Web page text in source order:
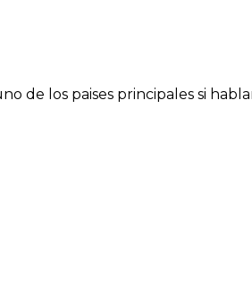
de los paises principales si